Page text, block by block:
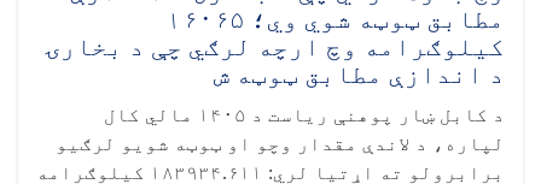
مطابق ټوټه شوي وي؛ ۱۶۰۶۵
کیلوګرامه وچ ارچه لرګي چې د بخارۍ
د اندازې مطابق ټوټه ش
د کابل ښار پوهنې ریاست د ۱۴۰۵ مالي کال
لپاره، د لاندې مقدار وچو او ټوټه شویو لرګیو
برابرولو ته اړتیا لري: ۱۸۳۹۳۴.۶۱۱ کیلوګرامه